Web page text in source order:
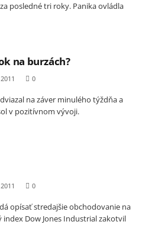
posledné tri roky. Panika ovládla
na burzách?
0
na záver minulého týždňa a
v pozitívnom vývoji.
0
opísať stredajšie obchodovanie na
Dow Jones Industrial zakotvil